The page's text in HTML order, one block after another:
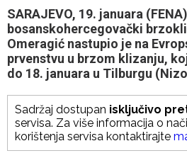
SARAJEVO, 19. januara
bosanskohercegovački
Omeragić nastupio je na
prvenstvu u brzom klizanju,
do 18. januara u Tilburgu
Sadržaj dostupan isključivo
servisa. Za više informacija o
korištenja servisa kontaktirajte